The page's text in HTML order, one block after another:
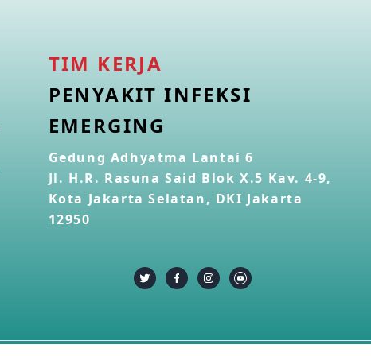
TIM KERJA
PENYAKIT INFEKSI
EMERGING
Gedung Adhyatma Lantai 6
Jl. H.R. Rasuna Said Blok X.5 Kav. 4-9,
Kota Jakarta Selatan, DKI Jakarta
12950